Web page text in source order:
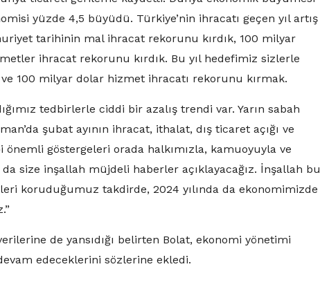
yüzde 4,5 büyüdü. Türkiye’nin ihracatı geçen yıl artış
tarihinin mal ihracat rekorunu kırdık, 100 milyar
ihracat rekorunu kırdık. Bu yıl hedefimiz sizlerle
100 milyar dolar hizmet ihracatı rekorunu kırmak.
tedbirlerle ciddi bir azalış trendi var. Yarın sabah
şubat ayının ihracat, ithalat, dış ticaret açığı ve
önemli göstergeleri orada halkımızla, kamuoyuyla ve
da size inşallah müjdeli haberler açıklayacağız. İnşallah bu
koruduğumuz takdirde, 2024 yılında da ekonomimizde
de yansıdığı belirten Bolat, ekonomi yönetimi
edeceklerini sözlerine ekledi.